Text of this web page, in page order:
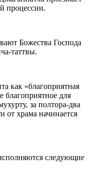
процессии.
Божества Господа
таттвы.
как «благоприятная
благоприятное для
за полтора-два
от храма начинается
следующие